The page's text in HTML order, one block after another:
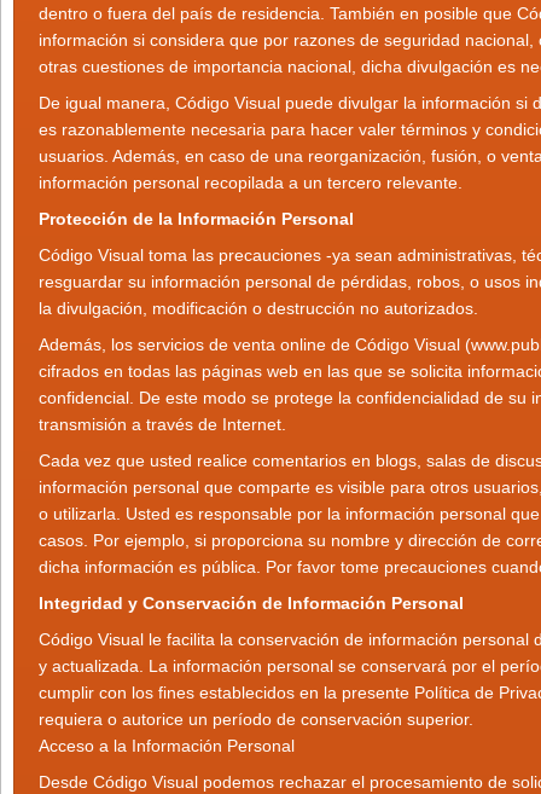
dentro o fuera del país de residencia. También en posible que
información si considera que por razones de seguridad
otras cuestiones de importancia nacional, dicha divulgación es
De igual manera, Código Visual puede divulgar la información si
es razonablemente necesaria para hacer valer términos y
usuarios. Además, en caso de una reorganización, fusión, o
información personal recopilada a un tercero relevante.
Protección de la Información Personal
Código Visual toma las precauciones -ya sean administrativas,
resguardar su información personal de pérdidas, robos, o usos
la divulgación, modificación o destrucción no autorizados.
Además, los servicios de venta online de Código Visual
cifrados en todas las páginas web en las que se solicita
confidencial. De este modo se protege la confidencialidad de su
transmisión a través de Internet.
Cada vez que usted realice comentarios en blogs, salas de
información personal que comparte es visible para otros
o utilizarla. Usted es responsable por la información personal
casos. Por ejemplo, si proporciona su nombre y dirección de
dicha información es pública. Por favor tome precauciones
Integridad y Conservación de Información Personal
Código Visual le facilita la conservación de información personal
y actualizada. La información personal se conservará por el
cumplir con los fines establecidos en la presente Política de
requiera o autorice un período de conservación superior.
Acceso a la Información Personal
Desde Código Visual podemos rechazar el procesamiento de